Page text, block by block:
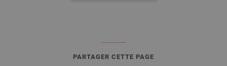
PARTAGER CETTE PAGE